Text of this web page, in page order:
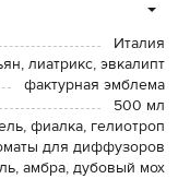
Италия
лиатрикс, эвкалипт
фактурная эмблема
500 мл
фиалка, гелиотроп
для диффузоров
амбра, дубовый мох